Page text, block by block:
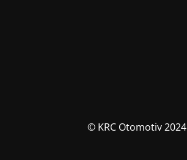
© KRC Otomotiv 2024